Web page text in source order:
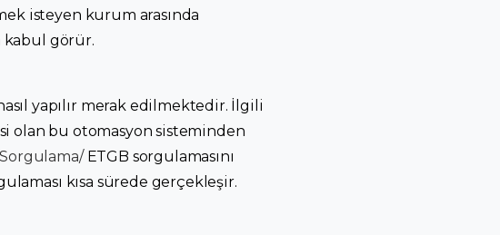
isteyen kurum arasında
kabul görür.
yapılır merak edilmektedir. İlgili
olan bu otomasyon sisteminden
ETGB sorgulamasını
kısa sürede gerçekleşir.